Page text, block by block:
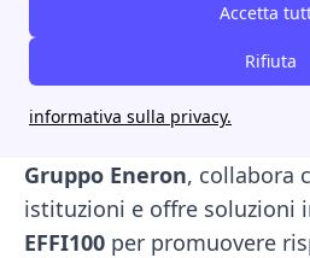
Accetta
Rifiuta
informativa sulla privacy.
Fondata nel Sicilia,
fornitore di luce e gas nel
Gruppo Eneron, collabora
istituzioni e offre soluzioni
EFFI100 per promuovere